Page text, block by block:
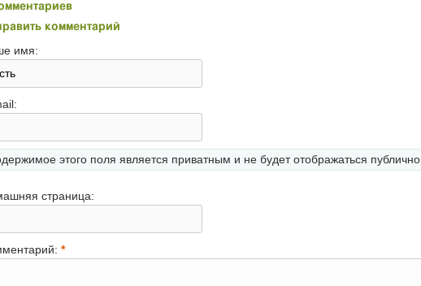
комментарий
имя:
этого поля является приватным и не будет отображаться публично.
страница:
*